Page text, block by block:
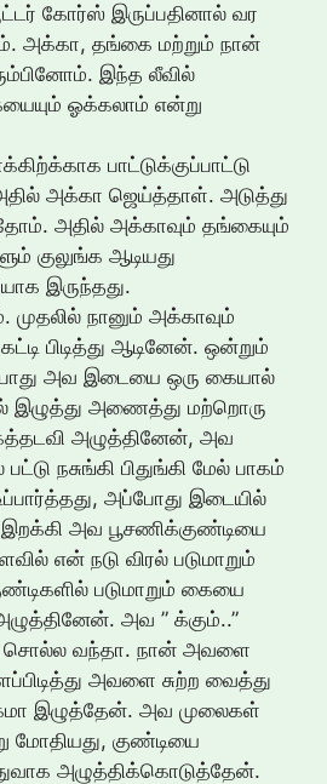
கோர்ஸ் இருப்பதினால் வர
அக்கா, தங்கை மற்றும் நான்
இந்த லீவில்
ஓக்கலாம் என்று
பாட்டுக்குப்பாட்டு
அக்கா ஜெய்த்தாள். அடுத்து
அதில் அக்காவும் தங்கையும்
குலுங்க ஆடியது
இருந்தது.
முதலில் நானும் அக்காவும்
பிடித்து ஆடினேன். ஒன்றும்
அவ இடையை ஒரு கையால்
இழுத்து அணைத்து மற்றொரு
அழுத்தினேன், அவ
நசுங்கி பிதுங்கி மேல் பாகம்
அப்போது இடையில்
அவ பூசணிக்குண்டியை
என் நடு விரல் படுமாறும்
படுமாறும் கையை
அவ ” க்கும்..”
சொல்ல வந்தா. நான் அவளை
அவளை சுற்ற வைத்து
இழுத்தேன். அவ முலைகள்
மோதியது, குண்டியை
அழுத்திக்கொடுத்தேன்.